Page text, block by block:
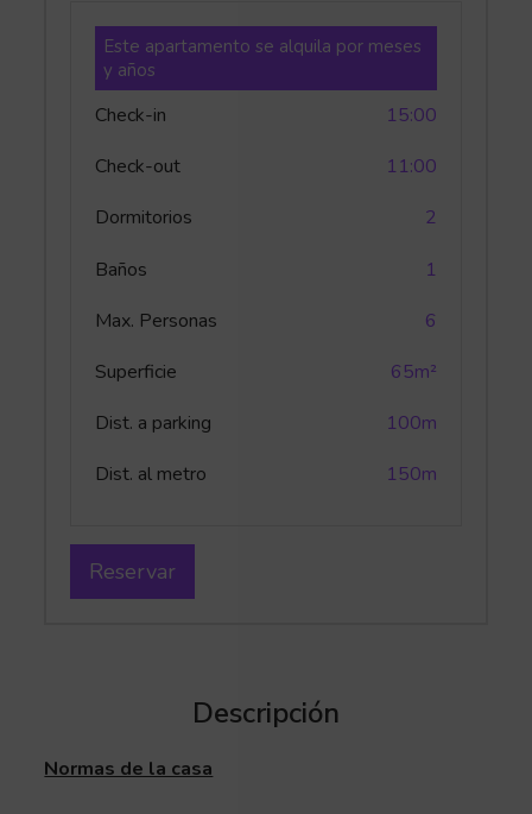
Este apartamento se alquila por meses
y años
Check-in
15:00
Check-out
11:00
Dormitorios
2
Baños
1
Max. Personas
6
Superficie
65m²
Dist. a parking
100m
Dist. al metro
150m
Reservar
Descripción
Normas de la casa